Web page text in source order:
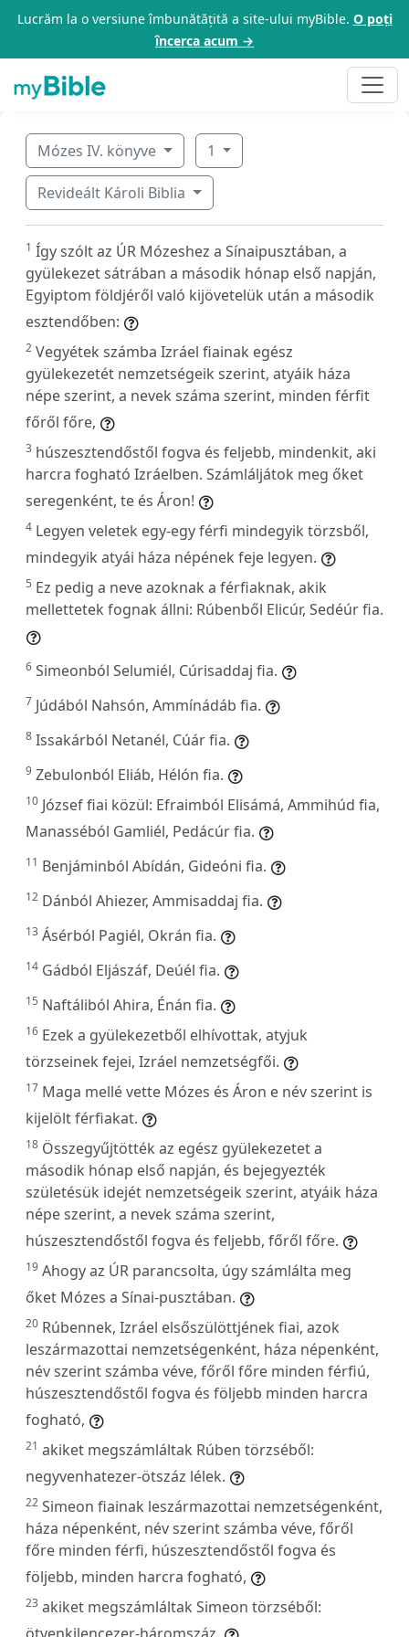
Lucrăm la o versiune îmbunătățită a site-ului myBible. O poți
încerca acum →
Mózes IV. könyve 1
Revideált Károli Biblia
1 Így szólt az ÚR Mózeshez a Sínaipusztában, a
gyülekezet sátrában a második hónap első napján,
Egyiptom földjéről való kijövetelük után a második
esztendőben:
2 Vegyétek számba Izráel fiainak egész
gyülekezetét nemzetségeik szerint, atyáik háza
népe szerint, a nevek száma szerint, minden férfit
főről főre,
3 húszesztendőstől fogva és feljebb, mindenkit, aki
harcra fogható Izráelben. Számláljátok meg őket
seregenként, te és Áron!
4 Legyen veletek egy-egy férfi mindegyik törzsből,
mindegyik atyái háza népének feje legyen.
5 Ez pedig a neve azoknak a férfiaknak, akik
mellettetek fognak állni: Rúbenből Elicúr, Sedéúr fia.
6 Simeonból Selumiél, Cúrisaddaj fia.
7 Júdából Nahsón, Ammínádáb fia.
8 Issakárból Netanél, Cúár fia.
9 Zebulonból Eliáb, Hélón fia.
10 József fiai közül: Efraimból Elisámá, Ammihúd fia,
Manasséból Gamliél, Pedácúr fia.
11 Benjáminból Abídán, Gideóni fia.
12 Dánból Ahiezer, Ammisaddaj fia.
13 Ásérból Pagiél, Okrán fia.
14 Gádból Eljászáf, Deúél fia.
15 Naftáliból Ahira, Énán fia.
16 Ezek a gyülekezetből elhívottak, atyjuk
törzseinek fejei, Izráel nemzetségfői.
17 Maga mellé vette Mózes és Áron e név szerint is
kijelölt férfiakat.
18 Összegyűjtötték az egész gyülekezetet a
második hónap első napján, és bejegyezték
születésük idejét nemzetségeik szerint, atyáik háza
népe szerint, a nevek száma szerint,
húszesztendőstől fogva és feljebb, főről főre.
19 Ahogy az ÚR parancsolta, úgy számlálta meg
őket Mózes a Sínai-pusztában.
20 Rúbennek, Izráel elsőszülöttjének fiai, azok
leszármazottai nemzetségenként, háza népenként,
név szerint számba véve, főről főre minden férfiú,
húszesztendőstől fogva és följebb minden harcra
fogható,
21 akiket megszámláltak Rúben törzséből:
negyvenhatezer-ötszáz lélek.
22 Simeon fiainak leszármazottai nemzetségenként,
háza népenként, név szerint számba véve, főről
főre minden férfi, húszesztendőstől fogva és
följebb, minden harcra fogható,
23 akiket megszámláltak Simeon törzséből: